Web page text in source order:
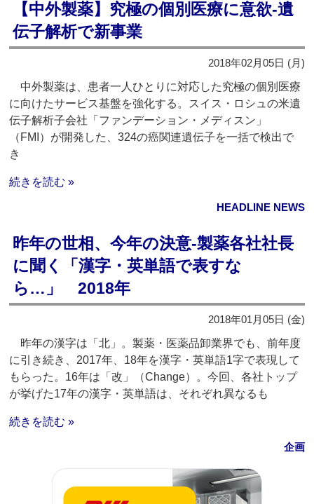
【中外製薬】究極の個別医療に意欲‐遺
伝子解析で新事業
2018年02月05日 (月)
中外製薬は、患者一人ひとりに対応した究極の個別医療
に向けたサービス基盤を強化する。スイス・ロシュの米遺
伝子解析子会社「ファンデーション・メディスン」
（FMI）が開発した、324の癌関連遺伝子を一括で検出で
き
続きを読む »
HEADLINE NEWS
昨年の世相、今年の決意‐製薬各社社長
に聞く「漢字・英単語で表すな
ら…」 2018年
2018年01月05日 (金)
昨年の漢字は「北」。製薬・医薬品卸業界でも、前年度
に引き続き、2017年、18年を漢字・英単語1字で表現して
もらった。16年は「改」（Change）。今回、各社トップ
が挙げた17年の漢字・英単語は、それぞれ異なるも
続きを読む »
企画